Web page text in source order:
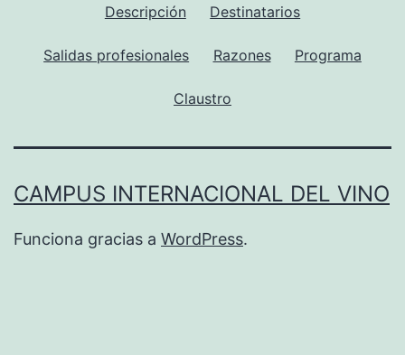
Descripción Destinatarios
Salidas profesionales Razones Programa
Claustro
CAMPUS INTERNACIONAL DEL VINO
Funciona gracias a WordPress.